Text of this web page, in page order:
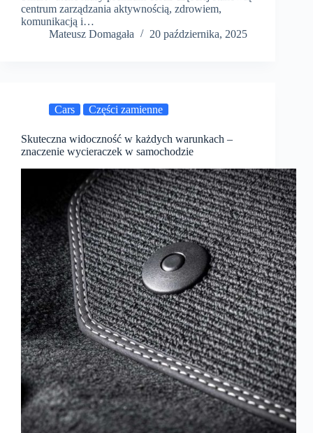
centrum zarządzania aktywnością, zdrowiem,
komunikacją i…
Mateusz Domagała
20 października, 2025
Cars Części zamienne
Skuteczna widoczność w każdych warunkach –
znaczenie wycieraczek w samochodzie